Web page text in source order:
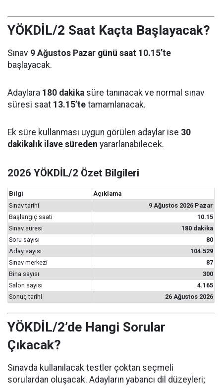
YÖKDİL/2 Saat Kaçta Başlayacak?
Sınav 9 Ağustos Pazar günü saat 10.15’te
başlayacak.
Adaylara 180 dakika süre tanınacak ve normal sınav
süresi saat 13.15’te tamamlanacak.
Ek süre kullanması uygun görülen adaylar ise 30
dakikalık ilave süreden yararlanabilecek.
2026 YÖKDİL/2 Özet Bilgileri
Bilgi
Açıklama
Sınav tarihi
9 Ağustos 2026 Pazar
Başlangıç saati
10.15
Sınav süresi
180 dakika
Soru sayısı
80
Aday sayısı
104.529
Sınav merkezi
87
Bina sayısı
300
Salon sayısı
4.165
Sonuç tarihi
26 Ağustos 2026
YÖKDİL/2’de Hangi Sorular
Çıkacak?
Sınavda kullanılacak testler çoktan seçmeli
sorulardan oluşacak. Adayların yabancı dil düzeyleri;